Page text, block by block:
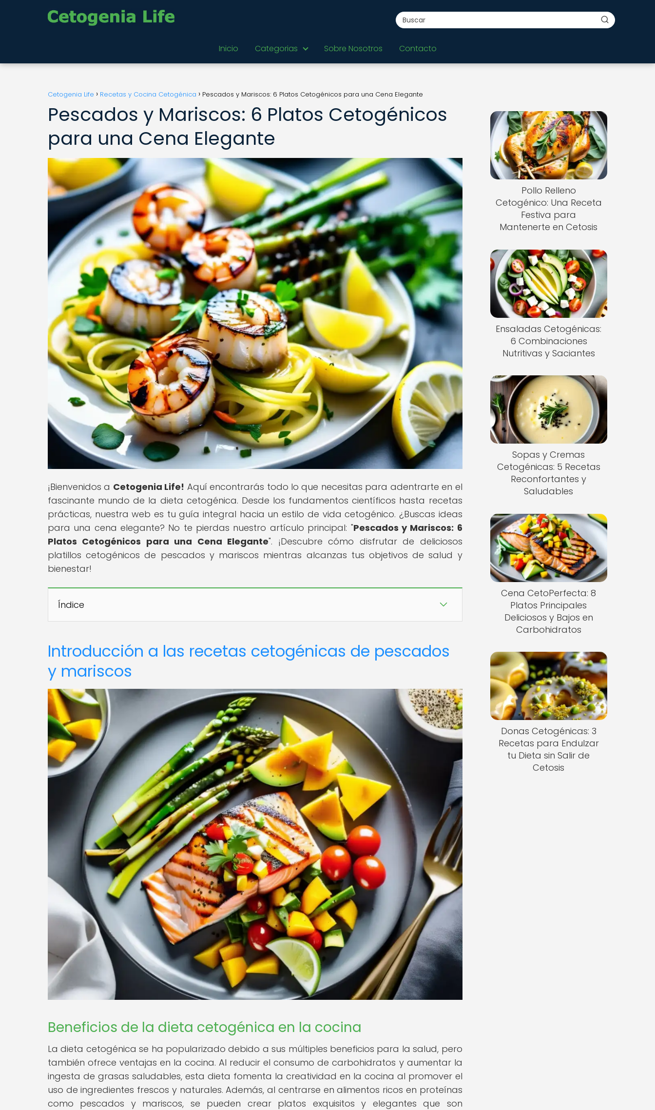
Inicio Categorias Sobre Nosotros Contacto
Cetogenia Life Recetas y Cocina Cetogénica Pescados y Mariscos: 6 Platos Cetogénicos para una Cena Elegante
Pescados y Mariscos: 6 Platos Cetogénicos
para una Cena Elegante
¡Bienvenidos a Cetogenia Life! Aquí encontrarás todo lo que necesitas para adentrarte en el
fascinante mundo de la dieta cetogénica. Desde los fundamentos científicos hasta recetas
prácticas, nuestra web es tu guía integral hacia un estilo de vida cetogénico. ¿Buscas ideas
para una cena elegante? No te pierdas nuestro artículo principal: "Pescados y Mariscos: 6
Platos Cetogénicos para una Cena Elegante". ¡Descubre cómo disfrutar de deliciosos
platillos cetogénicos de pescados y mariscos mientras alcanzas tus objetivos de salud y
bienestar!
Índice
Introducción a las recetas cetogénicas de pescados
y mariscos
Beneficios de la dieta cetogénica en la cocina
La dieta cetogénica se ha popularizado debido a sus múltiples beneficios para la salud, pero
también ofrece ventajas en la cocina. Al reducir el consumo de carbohidratos y aumentar la
ingesta de grasas saludables, esta dieta fomenta la creatividad en la cocina al promover el
uso de ingredientes frescos y naturales. Además, al centrarse en alimentos ricos en proteínas
como pescados y mariscos, se pueden crear platos exquisitos y elegantes que son
Pollo Relleno
Cetogénico: Una Receta
Festiva para
Mantenerte en Cetosis
Ensaladas Cetogénicas:
6 Combinaciones
Nutritivas y Saciantes
Sopas y Cremas
Cetogénicas: 5 Recetas
Reconfortantes y
Saludables
Cena CetoPerfecta: 8
Platos Principales
Deliciosos y Bajos en
Carbohidratos
Donas Cetogénicas: 3
Recetas para Endulzar
tu Dieta sin Salir de
Cetosis